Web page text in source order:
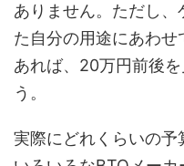
ありません。ただし
た自分の用途にあわ
あれば、20万円前後
う。
実際にどれくらいの